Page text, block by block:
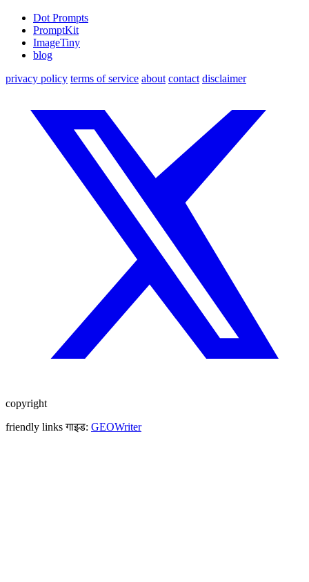
Dot Prompts
PromptKit
ImageTiny
blog
privacy policy terms of service about contact disclaimer
copyright
friendly links गाइड: GEOWriter